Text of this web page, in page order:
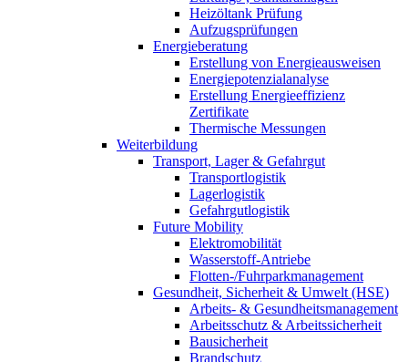
Heizöltank Prüfung
Aufzugsprüfungen
Energieberatung
Erstellung von Energieausweisen
Energiepotenzialanalyse
Erstellung Energieeffizienz
Zertifikate
Thermische Messungen
Weiterbildung
Transport, Lager & Gefahrgut
Transportlogistik
Lagerlogistik
Gefahrgutlogistik
Future Mobility
Elektromobilität
Wasserstoff-Antriebe
Flotten-/Fuhrparkmanagement
Gesundheit, Sicherheit & Umwelt (HSE)
Arbeits- & Gesundheitsmanagement
Arbeitsschutz & Arbeitssicherheit
Bausicherheit
Brandschutz